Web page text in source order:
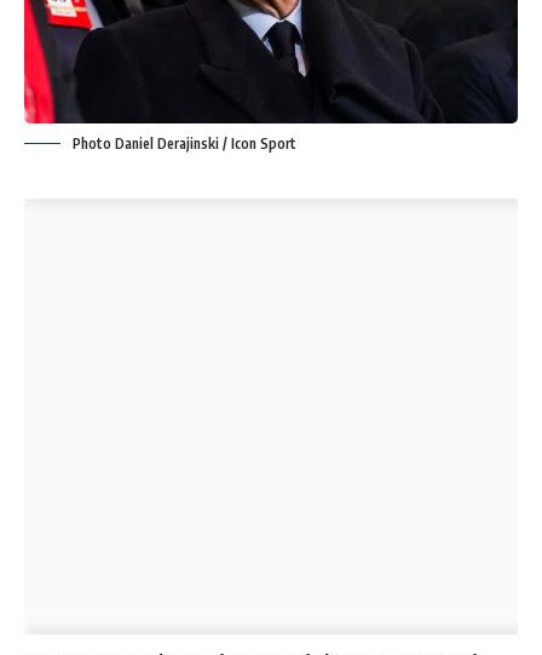
Photo Daniel Derajinski / Icon Sport